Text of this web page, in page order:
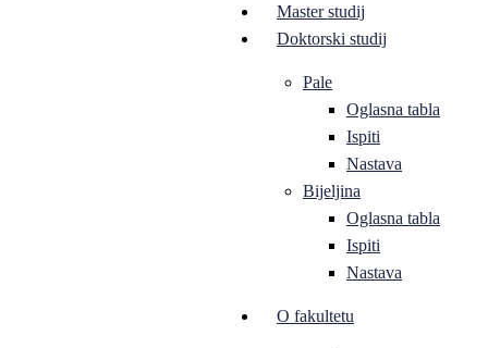
Master studij
Doktorski studij
Pale
Oglasna tabla
Ispiti
Nastava
Bijeljina
Oglasna tabla
Ispiti
Nastava
O fakultetu